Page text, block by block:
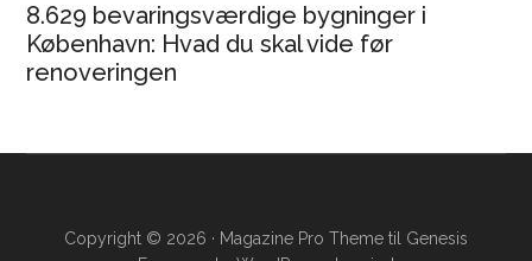
8.629 bevaringsværdige bygninger i
København: Hvad du skal vide før
renoveringen
Copyright © 2026 · Magazine Pro Theme til Genesis